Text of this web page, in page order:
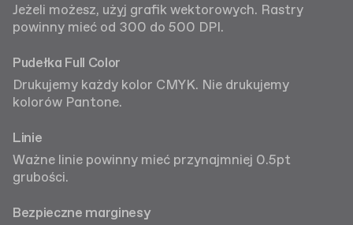
Jeżeli możesz, użyj grafik wektorowych. Rastry
powinny mieć od 300 do 500 DPI.
Pudełka Full Color
Drukujemy każdy kolor CMYK. Nie drukujemy
kolorów Pantone.
Linie
Ważne linie powinny mieć przynajmniej 0.5pt
grubości.
Bezpieczne marginesy